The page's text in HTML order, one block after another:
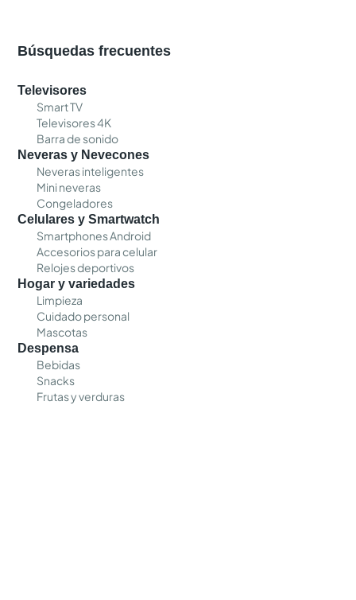
Búsquedas frecuentes
Televisores
Smart TV
Televisores 4K
Barra de sonido
Neveras y Nevecones
Neveras inteligentes
Mini neveras
Congeladores
Celulares y Smartwatch
Smartphones Android
Accesorios para celular
Relojes deportivos
Hogar y variedades
Limpieza
Cuidado personal
Mascotas
Despensa
Bebidas
Snacks
Frutas y verduras